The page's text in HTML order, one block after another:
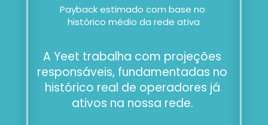
Payback estimado com base no
histórico médio da rede ativa
A Yeet trabalha com projeções
responsáveis, fundamentadas no
histórico real de operadores já
ativos na nossa rede.